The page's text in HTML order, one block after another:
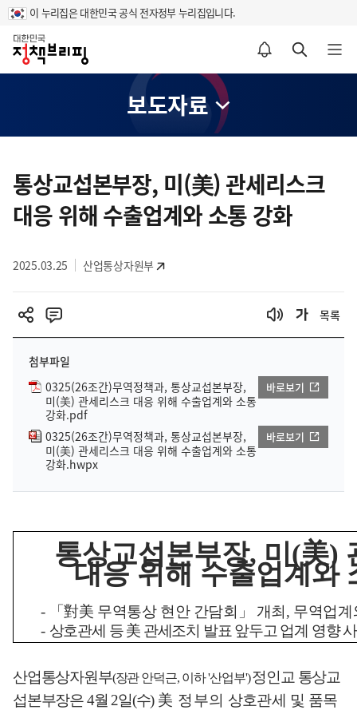
이 누리집은 대한민국 공식 전자정부 누리집입니다.
홈
알림설정 바로가기 검색 바로가기 메뉴 열기
보도자료
텐
츠
영
통상교섭본부장, 미(美) 관세리스크
대응 위해 수출업계와 소통 강화
2025.03.25 산업통상자원부
목록
첨부파일
0325(26조간)무역정책과, 통상교섭본부장,
미(美) 관세리스크 대응 위해 수출업계와 소통
강화.pdf
바로보기
0325(26조간)무역정책과, 통상교섭본부장,
미(美) 관세리스크 대응 위해 수출업계와 소통
강화.hwpx
바로보기
통상교섭본부장, 미 (美)
대응 위해 수출업계와
- 「對美 무역통상 현안 간담회 」 개최 , 무역업계
- 상호관세 등美 관세조치 발표 앞두고 업계 영향
산업통상자원부(장관 안덕근, 이하'산업부')정인교 통상교
섭본부장은4월2일(수) 美 정부의 상호관세 및 품목